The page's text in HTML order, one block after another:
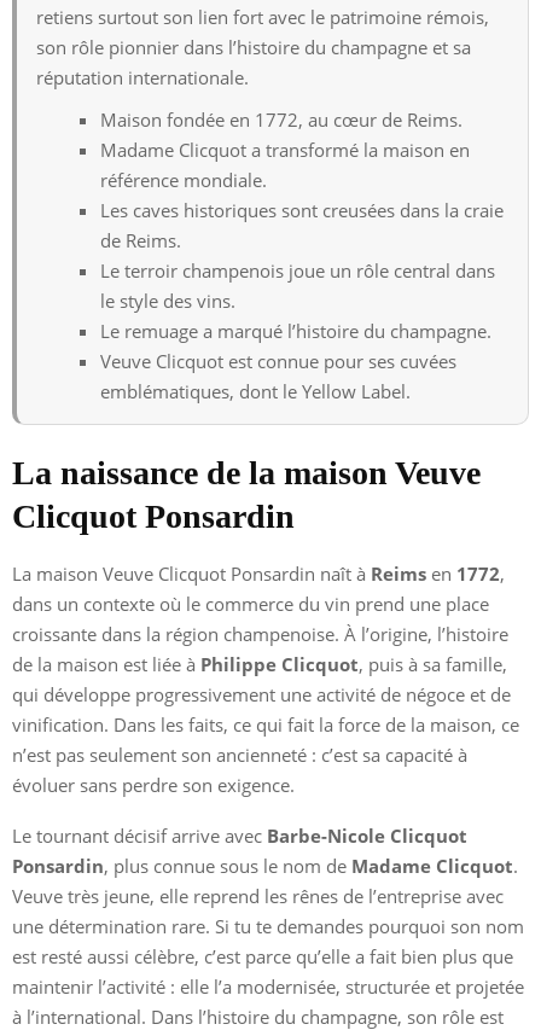
retiens surtout son lien fort avec le patrimoine rémois,
son rôle pionnier dans l’histoire du champagne et sa
réputation internationale.
Maison fondée en 1772, au cœur de Reims.
Madame Clicquot a transformé la maison en
référence mondiale.
Les caves historiques sont creusées dans la craie
de Reims.
Le terroir champenois joue un rôle central dans
le style des vins.
Le remuage a marqué l’histoire du champagne.
Veuve Clicquot est connue pour ses cuvées
emblématiques, dont le Yellow Label.
La naissance de la maison Veuve
Clicquot Ponsardin
La maison Veuve Clicquot Ponsardin naît à Reims en 1772,
dans un contexte où le commerce du vin prend une place
croissante dans la région champenoise. À l’origine, l’histoire
de la maison est liée à Philippe Clicquot, puis à sa famille,
qui développe progressivement une activité de négoce et de
vinification. Dans les faits, ce qui fait la force de la maison, ce
n’est pas seulement son ancienneté : c’est sa capacité à
évoluer sans perdre son exigence.
Le tournant décisif arrive avec Barbe-Nicole Clicquot
Ponsardin, plus connue sous le nom de Madame Clicquot.
Veuve très jeune, elle reprend les rênes de l’entreprise avec
une détermination rare. Si tu te demandes pourquoi son nom
est resté aussi célèbre, c’est parce qu’elle a fait bien plus que
maintenir l’activité : elle l’a modernisée, structurée et projetée
à l’international. Dans l’histoire du champagne, son rôle est